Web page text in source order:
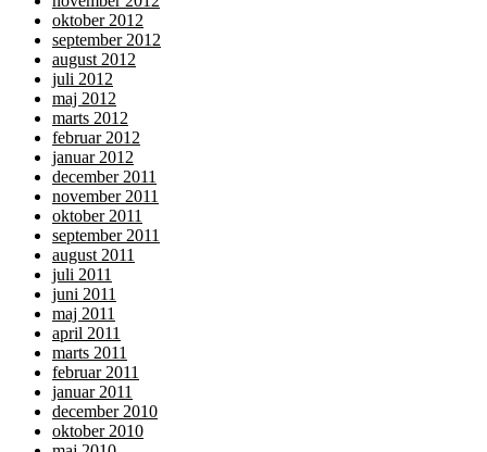
oktober 2012
september 2012
august 2012
juli 2012
maj 2012
marts 2012
februar 2012
januar 2012
december 2011
november 2011
oktober 2011
september 2011
august 2011
juli 2011
juni 2011
maj 2011
april 2011
marts 2011
februar 2011
januar 2011
december 2010
oktober 2010